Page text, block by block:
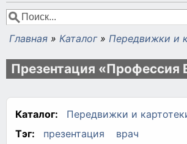
Форма поиска
Поиск
Вы здесь
Главная » Каталог » Передвижки и
Презентация «Профессия
Каталог:
Передвижки и
Тэг:
презентация врач